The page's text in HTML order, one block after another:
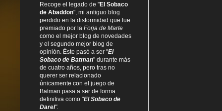
Recoge el legado de "El Sobaco
de Abaddon", mi antiguo blog
perdido en la disformidad que fue
premiado por la Forja de Marte
como el mejor blog de novedades
y el segundo mejor blog de
opinión. Éste pasó a ser "El
Sobaco de Batman" durante más
de cuatro años, pero tras no
querer ser relacionado
únicamente con el juego de
Batman pasa a ser de forma
definitiva como "El Sobaco de
Darel".